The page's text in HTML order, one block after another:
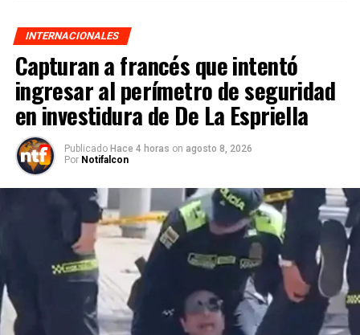
INTERNACIONALES
Capturan a francés que intentó
ingresar al perímetro de seguridad
en investidura de De La Espriella
Publicado Hace 4 horas on agosto 8, 2026
Por Notifalcon